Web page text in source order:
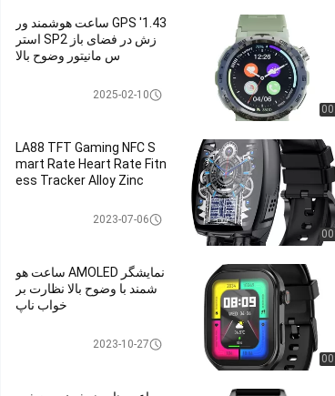
1.43' GPS ساعت هوشمند ور
زش در فضای باز SP2 استر
س مانیتور وضوح بالا
ساعت هوشمند جی پی اس
2025-02-10
LA88 TFT Gaming NFC S
mart Rate Heart Rate Fitn
ess Tracker Alloy Zinc
ساعت هوشمند NFC2023-07-06
نمایشگر AMOLED ساعت هو
شمند با وضوح بالا نظارت بر
خواب ناپ
ساعت هوشمند AMOLED
2023-10-27